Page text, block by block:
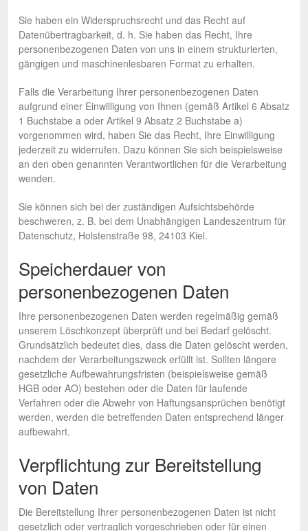
Sie haben ein Widerspruchsrecht und das Recht auf
Datenübertragbarkeit, d. h. Sie haben das Recht, Ihre
personenbezogenen Daten von uns in einem strukturierten,
gängigen und maschinenlesbaren Format zu erhalten.
Falls die Verarbeitung Ihrer personenbezogenen Daten
aufgrund einer Einwilligung von Ihnen (gemäß Artikel 6 Absatz
1 Buchstabe a oder Artikel 9 Absatz 2 Buchstabe a)
vorgenommen wird, haben Sie das Recht, Ihre Einwilligung
jederzeit zu widerrufen. Dazu können Sie sich beispielsweise
an den oben genannten Verantwortlichen für die Verarbeitung
wenden.
Sie können sich bei der zuständigen Aufsichtsbehörde
beschweren, z. B. bei dem Unabhängigen Landeszentrum für
Datenschutz, Holstenstraße 98, 24103 Kiel.
Speicherdauer von
personenbezogenen Daten
Ihre personenbezogenen Daten werden regelmäßig gemäß
unserem Löschkonzept überprüft und bei Bedarf gelöscht.
Grundsätzlich bedeutet dies, dass die Daten gelöscht werden,
nachdem der Verarbeitungszweck erfüllt ist. Sollten längere
gesetzliche Aufbewahrungsfristen (beispielsweise gemäß
HGB oder AO) bestehen oder die Daten für laufende
Verfahren oder die Abwehr von Haftungsansprüchen benötigt
werden, werden die betreffenden Daten entsprechend länger
aufbewahrt.
Verpflichtung zur Bereitstellung
von Daten
Die Bereitstellung Ihrer personenbezogenen Daten ist nicht
gesetzlich oder vertraglich vorgeschrieben oder für einen